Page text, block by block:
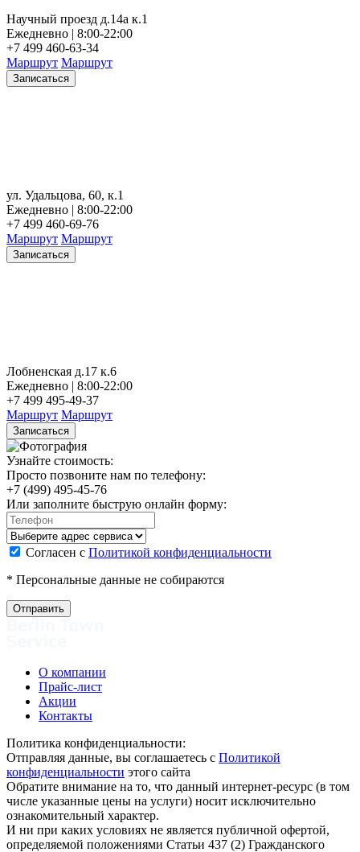
Научный проезд д.14а к.1
Ежедневно | 8:00-22:00
+7 499 460-63-34
Маршрут Маршрут
Записаться
ул. Удальцова, 60, к.1
Ежедневно | 8:00-22:00
+7 499 460-69-76
Маршрут Маршрут
Записаться
Лобненская д.17 к.6
Ежедневно | 8:00-22:00
+7 499 495-49-37
Маршрут Маршрут
Записаться
Узнайте стоимость:
Просто позвоните нам по телефону:
+7 (499) 495-45-76
Или заполните быструю онлайн форму:
Согласен с Политикой конфиденциальности
* Персональные данные не собираются
О компании
Прайс-лист
Акции
Контакты
Политика конфиденциальности:
Отправляя данные, вы соглашаетесь с Политикой
конфиденциальности этого сайта
Обратите внимание на то, что данный интернет-ресурс (в том
числе указанные цены на услуги) носит исключительно
ознакомительный характер.
И ни при каких условиях не является публичной офертой,
определяемой положениями Статьи 437 (2) Гражданского